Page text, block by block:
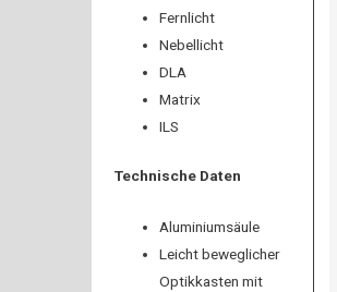
Fernlicht
Nebellicht
DLA
Matrix
ILS
Technische Daten
Aluminiumsäule
Leicht beweglicher
Optikkasten mit